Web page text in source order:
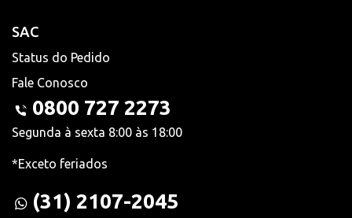
SAC
Status do Pedido
Fale Conosco
0800 727 2273
Segunda à sexta 8:00 às 18:00
*Exceto feriados
(31) 2107-2045